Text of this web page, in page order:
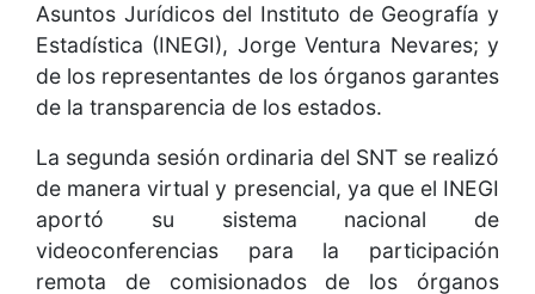
Asuntos Jurídicos del Instituto de Geografía y
Estadística (INEGI), Jorge Ventura Nevares; y
de los representantes de los órganos garantes
de la transparencia de los estados.
La segunda sesión ordinaria del SNT se realizó
de manera virtual y presencial, ya que el INEGI
aportó su sistema nacional de
videoconferencias para la participación
remota de comisionados de los órganos